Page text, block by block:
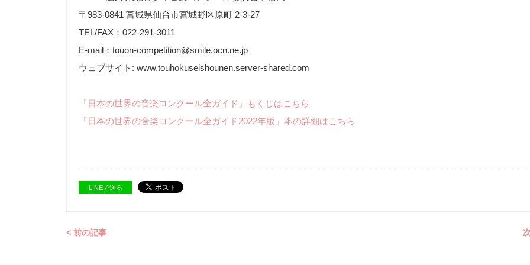
〒983-0841 宮城県仙台市宮城野区原町 2-3-27
TEL/FAX：022-291-3011
E-mail：touon-competition@smile.ocn.ne.jp
ウェブサイト: www.touhokuseishounen.server-shared.com
「日本の世界の音楽コンクール全ガイド」もくじはこちら
「日本の世界の音楽コンクール全ガイド2022年版」本の詳細はこちら
LINEで送る
< 前の記事